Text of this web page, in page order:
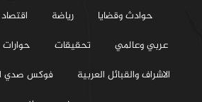
حوادث وقضايا
رياضة اقتصاد
عربي وعالمي
تحقيقات حوارات
الاشراف والقبائل العربية
فوكس صدي